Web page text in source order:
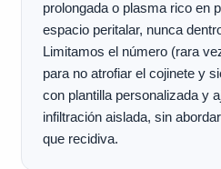
prolongada o plasma rico en
espacio peritalar, nunca
Limitamos el número (rara
para no atrofiar el cojinete y
con plantilla personalizada y
infiltración aislada, sin
que recidiva.